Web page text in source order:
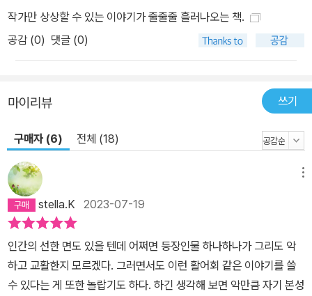
작가만 상상할 수 있는 이야기가 줄줄줄 흘러나오는 책.
공감 (0) 댓글 (0)
마이리뷰 쓰기
구매자 (6) 전체 (18)
stella.K 2023-07-19
인간의 선한 면도 있을 텐데 어쩌면 등장인물 하나하나가 그리도 악
하고 교활한지 모르겠다. 그러면서도 이런 활어회 같은 이야기를 쓸
수 있다는 게 또한 놀랍기도 하다. 하긴 생각해 보면 악만큼 자기 본성